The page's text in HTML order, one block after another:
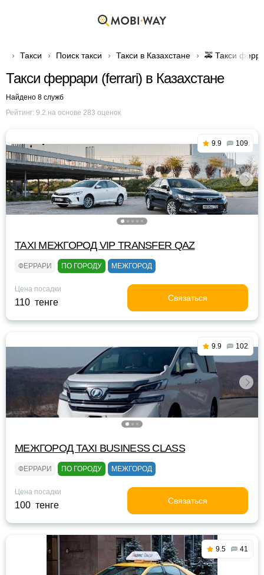
Такси Поиск такси Такси в Казахстане 🚕 Такси
Такси феррари (ferrari) в Казахстане
Найдено 8 служб
Рейтинг: 9.2 на основе 283 оценок
9.9 109
TAXI МЕЖГОРОД VIP TRANSFER QАZ
ФЕРРАРИ ПО ГОРОДУ МЕЖГОРОД
Цена посадки
110 тенге Связаться
9.9 102
МЕЖГОРОД TAXI BUSINESS CLASS
ФЕРРАРИ ПО ГОРОДУ МЕЖГОРОД
Цена посадки
100 тенге Связаться
9.5 41